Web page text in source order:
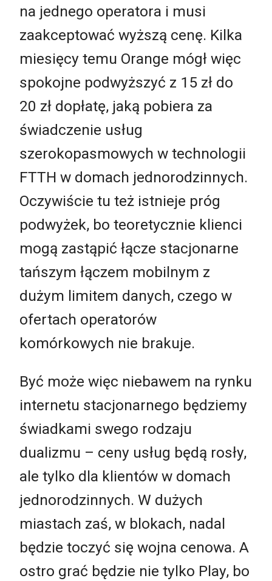
na jednego operatora i musi
zaakceptować wyższą cenę. Kilka
miesięcy temu Orange mógł więc
spokojne podwyższyć z 15 zł do
20 zł dopłatę, jaką pobiera za
świadczenie usług
szerokopasmowych w technologii
FTTH w domach jednorodzinnych.
Oczywiście tu też istnieje próg
podwyżek, bo teoretycznie klienci
mogą zastąpić łącze stacjonarne
tańszym łączem mobilnym z
dużym limitem danych, czego w
ofertach operatorów
komórkowych nie brakuje.
Być może więc niebawem na rynku
internetu stacjonarnego będziemy
świadkami swego rodzaju
dualizmu – ceny usług będą rosły,
ale tylko dla klientów w domach
jednorodzinnych. W dużych
miastach zaś, w blokach, nadal
będzie toczyć się wojna cenowa. A
ostro grać będzie nie tylko Play, bo